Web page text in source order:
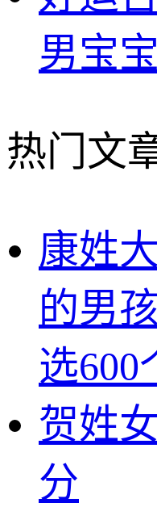
男宝
热门文
康姓
的男
选600
贺姓
分